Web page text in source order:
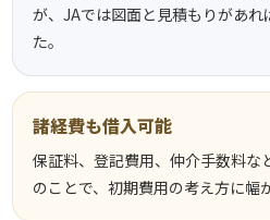
が、JAでは図面と見積もりがあ
た。
諸経費も借入可能
保証料、登記費用、仲介手数料な
のことで、初期費用の考え方に幅